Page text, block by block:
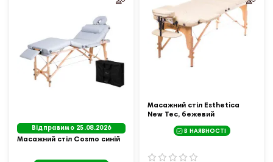
Відправимо 25.08.2026
Масажний стіл Cosmo синій
Масажний стіл Esthetica
New Tec, бежевий
В НАЯВНОСТІ